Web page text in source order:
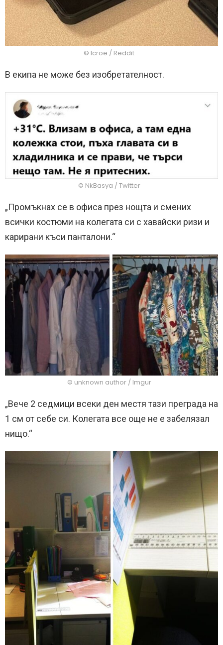
© Icroe / Reddit
В екипа не може без изобретателност.
© NkBasya / Twitter
„Промъкнах се в офиса през нощта и смених
всички костюми на колегата си с хавайски ризи и
карирани къси панталони.“
© unknown author / Imgur
„Вече 2 седмици всеки ден местя тази преграда на
1 см от себе си. Колегата все още не е забелязал
нищо.“